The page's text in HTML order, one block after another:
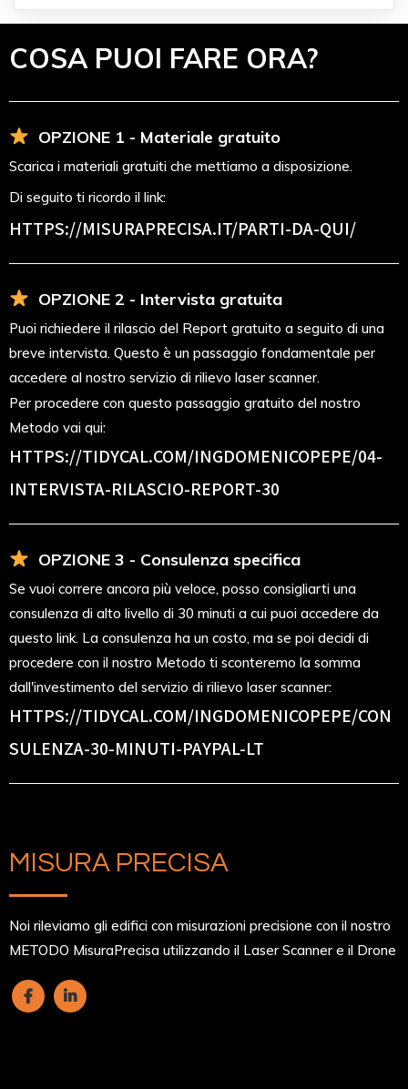
COSA PUOI FARE ORA?
OPZIONE 1 - Materiale gratuito
Scarica i materiali gratuiti che mettiamo a disposizione.
Di seguito ti ricordo il link:
HTTPS://MISURAPRECISA.IT/PARTI-DA-QUI/
OPZIONE 2 - Intervista gratuita
Puoi richiedere il rilascio del Report gratuito a seguito di una
breve intervista. Questo è un passaggio fondamentale per
accedere al nostro servizio di rilievo laser scanner.
Per procedere con questo passaggio gratuito del nostro
Metodo vai qui:
HTTPS://TIDYCAL.COM/INGDOMENICOPEPE/04-
INTERVISTA-RILASCIO-REPORT-30
OPZIONE 3 - Consulenza specifica
Se vuoi correre ancora più veloce, posso consigliarti una
consulenza di alto livello di 30 minuti a cui puoi accedere da
questo link. La consulenza ha un costo, ma se poi decidi di
procedere con il nostro Metodo ti sconteremo la somma
dall'investimento del servizio di rilievo laser scanner:
HTTPS://TIDYCAL.COM/INGDOMENICOPEPE/CON
SULENZA-30-MINUTI-PAYPAL-LT
MISURA PRECISA
Noi rileviamo gli edifici con misurazioni precisione con il nostro
METODO MisuraPrecisa utilizzando il Laser Scanner e il Drone